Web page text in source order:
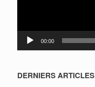
00:00
DERNIERS ARTICLES